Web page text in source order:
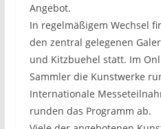
Angebot.
In regelmäßigem Wechsel
den zentral gelegenen
und Kitzbuehel statt. Im
Sammler die Kunstwerke
Internationale
runden das Programm ab.